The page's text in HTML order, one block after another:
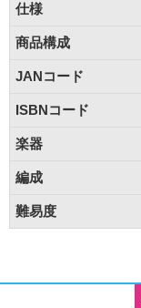
仕様
商品構成
JANコード
ISBNコード
楽器
編成
難易度